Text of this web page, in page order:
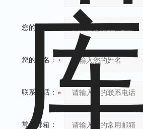
您的单位：
您的姓名：
联系电话：
常用邮箱：